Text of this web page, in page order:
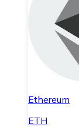
Ethereum
ETH